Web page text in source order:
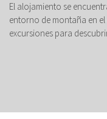
El alojamiento se
entorno de montaña en
excursiones para